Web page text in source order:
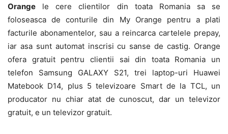
Orange le cere clientilor din toata Romania sa se
foloseasca de conturile din My Orange pentru a plati
facturile abonamentelor, sau a reincarca cartelele prepay,
iar asa sunt automat inscrisi cu sanse de castig. Orange
ofera gratuit pentru clientii sai din toata Romania un
telefon Samsung GALAXY S21, trei laptop-uri Huawei
Matebook D14, plus 5 televizoare Smart de la TCL, un
producator nu chiar atat de cunoscut, dar un televizor
gratuit, e un televizor gratuit.